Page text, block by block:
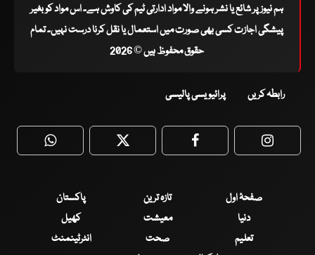
ہم نیوز پر شائع یا نشر ہونے والا مواد ادارتی ٹیم کی کاوش ہے۔ اس مواد کو بغیر
پیشگی اجازت کسی بھی صورت میں استعمال یا نقل کرنا درست نہیں۔ تمام
حقوق محفوظ ہیں © 2026
رابطہ کریں پرائیویسی پالیسی
WhatsApp Twitter Facebook
صفحۂ اول تازہ ترین
پاکستان
دنیا
معیشت
کھیل
تعلیم
صحت
انٹرٹینمنٹ